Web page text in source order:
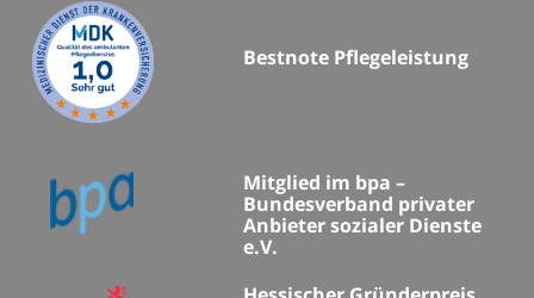
Bestnote Pflegeleistung
Mitglied im bpa –
Bundesverband privater
Anbieter sozialer Dienste
e.V.